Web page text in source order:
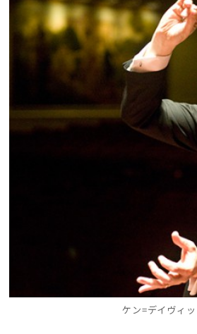
ケン=デイヴィ